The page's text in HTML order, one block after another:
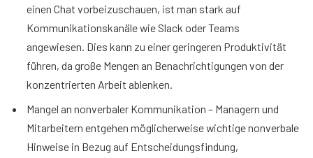
einen Chat vorbeizuschauen, ist man stark auf
Kommunikationskanäle wie Slack oder Teams
angewiesen. Dies kann zu einer geringeren Produktivität
führen, da große Mengen an Benachrichtigungen von der
konzentrierten Arbeit ablenken.
Mangel an nonverbaler Kommunikation – Managern und
Mitarbeitern entgehen möglicherweise wichtige nonverbale
Hinweise in Bezug auf Entscheidungsfindung,